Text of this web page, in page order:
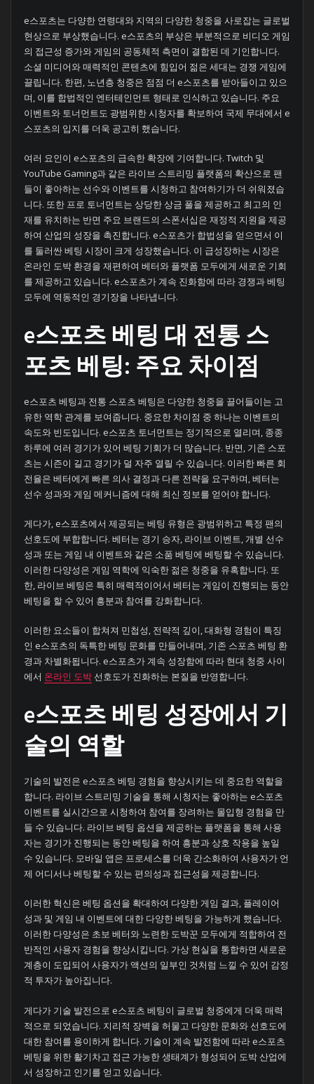
e스포츠는 다양한 연령대와 지역의 다양한 청중을 사로잡는 글로벌
현상으로 부상했습니다. e스포츠의 부상은 부분적으로 비디오 게임
의 접근성 증가와 게임의 공동체적 측면이 결합된 데 기인합니다.
소셜 미디어와 매력적인 콘텐츠에 힘입어 젊은 세대는 경쟁 게임에
끌립니다. 한편, 노년층 청중은 점점 더 e스포츠를 받아들이고 있으
며, 이를 합법적인 엔터테인먼트 형태로 인식하고 있습니다. 주요
이벤트와 토너먼트도 광범위한 시청자를 확보하여 국제 무대에서 e
스포츠의 입지를 더욱 공고히 했습니다.
여러 요인이 e스포츠의 급속한 확장에 기여합니다. Twitch 및
YouTube Gaming과 같은 라이브 스트리밍 플랫폼의 확산으로 팬
들이 좋아하는 선수와 이벤트를 시청하고 참여하기가 더 쉬워졌습
니다. 또한 프로 토너먼트는 상당한 상금 풀을 제공하고 최고의 인
재를 유치하는 반면 주요 브랜드의 스폰서십은 재정적 지원을 제공
하여 산업의 성장을 촉진합니다. e스포츠가 합법성을 얻으면서 이
를 둘러싼 베팅 시장이 크게 성장했습니다. 이 급성장하는 시장은
온라인 도박 환경을 재편하여 베터와 플랫폼 모두에게 새로운 기회
를 제공하고 있습니다. e스포츠가 계속 진화함에 따라 경쟁과 베팅
모두에 역동적인 경기장을 나타냅니다.
e스포츠 베팅 대 전통 스
포츠 베팅: 주요 차이점
e스포츠 베팅과 전통 스포츠 베팅은 다양한 청중을 끌어들이는 고
유한 역학 관계를 보여줍니다. 중요한 차이점 중 하나는 이벤트의
속도와 빈도입니다. e스포츠 토너먼트는 정기적으로 열리며, 종종
하루에 여러 경기가 있어 베팅 기회가 더 많습니다. 반면, 기존 스포
츠는 시즌이 길고 경기가 덜 자주 열릴 수 있습니다. 이러한 빠른 회
전율은 베터에게 빠른 의사 결정과 다른 전략을 요구하며, 베터는
선수 성과와 게임 메커니즘에 대해 최신 정보를 얻어야 합니다.
게다가, e스포츠에서 제공되는 베팅 유형은 광범위하고 특정 팬의
선호도에 부합합니다. 베터는 경기 승자, 라이브 이벤트, 개별 선수
성과 또는 게임 내 이벤트와 같은 소품 베팅에 베팅할 수 있습니다.
이러한 다양성은 게임 역학에 익숙한 젊은 청중을 유혹합니다. 또
한, 라이브 베팅은 특히 매력적이어서 베터는 게임이 진행되는 동안
베팅을 할 수 있어 흥분과 참여를 강화합니다.
이러한 요소들이 합쳐져 민첩성, 전략적 깊이, 대화형 경험이 특징
인 e스포츠의 독특한 베팅 문화를 만들어내며, 기존 스포츠 베팅 환
경과 차별화됩니다. e스포츠가 계속 성장함에 따라 현대 청중 사이
에서 온라인 도박선호도가 진화하는 본질을 반영합니다.
e스포츠 베팅 성장에서 기
술의 역할
기술의 발전은 e스포츠 베팅 경험을 향상시키는 데 중요한 역할을
합니다. 라이브 스트리밍 기술을 통해 시청자는 좋아하는 e스포츠
이벤트를 실시간으로 시청하여 참여를 장려하는 몰입형 경험을 만
들 수 있습니다. 라이브 베팅 옵션을 제공하는 플랫폼을 통해 사용
자는 경기가 진행되는 동안 베팅을 하여 흥분과 상호 작용을 높일
수 있습니다. 모바일 앱은 프로세스를 더욱 간소화하여 사용자가 언
제 어디서나 베팅할 수 있는 편의성과 접근성을 제공합니다.
이러한 혁신은 베팅 옵션을 확대하여 다양한 게임 결과, 플레이어
성과 및 게임 내 이벤트에 대한 다양한 베팅을 가능하게 했습니다.
이러한 다양성은 초보 베터와 노련한 도박꾼 모두에게 적합하여 전
반적인 사용자 경험을 향상시킵니다. 가상 현실을 통합하면 새로운
계층이 도입되어 사용자가 액션의 일부인 것처럼 느낄 수 있어 감정
적 투자가 높아집니다.
게다가 기술 발전으로 e스포츠 베팅이 글로벌 청중에게 더욱 매력
적으로 되었습니다. 지리적 장벽을 허물고 다양한 문화와 선호도에
대한 참여를 용이하게 합니다. 기술이 계속 발전함에 따라 e스포츠
베팅을 위한 활기차고 접근 가능한 생태계가 형성되어 도박 산업에
서 성장하고 인기를 얻고 있습니다.